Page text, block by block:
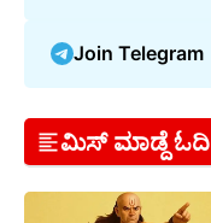
Join Telegram
ಮಿಸ್ ಮಾಡ್ದೆ ಓದಿ